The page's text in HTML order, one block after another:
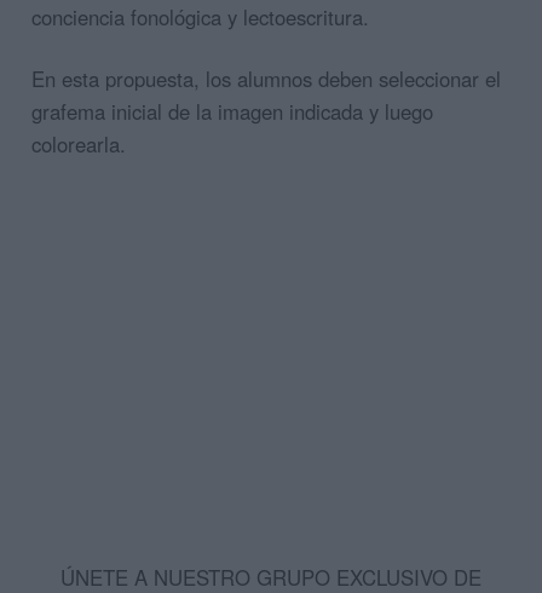
conciencia fonológica y lectoescritura.
En esta propuesta, los alumnos deben seleccionar el
grafema inicial de la imagen indicada y luego
colorearla.
ÚNETE A NUESTRO GRUPO EXCLUSIVO DE